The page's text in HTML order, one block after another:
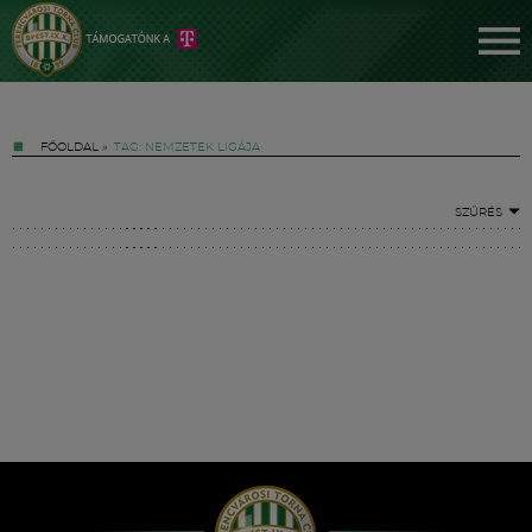
FŐOLDAL » TAG: NEMZETEK LIGÁJA
SZŰRÉS
Hírek